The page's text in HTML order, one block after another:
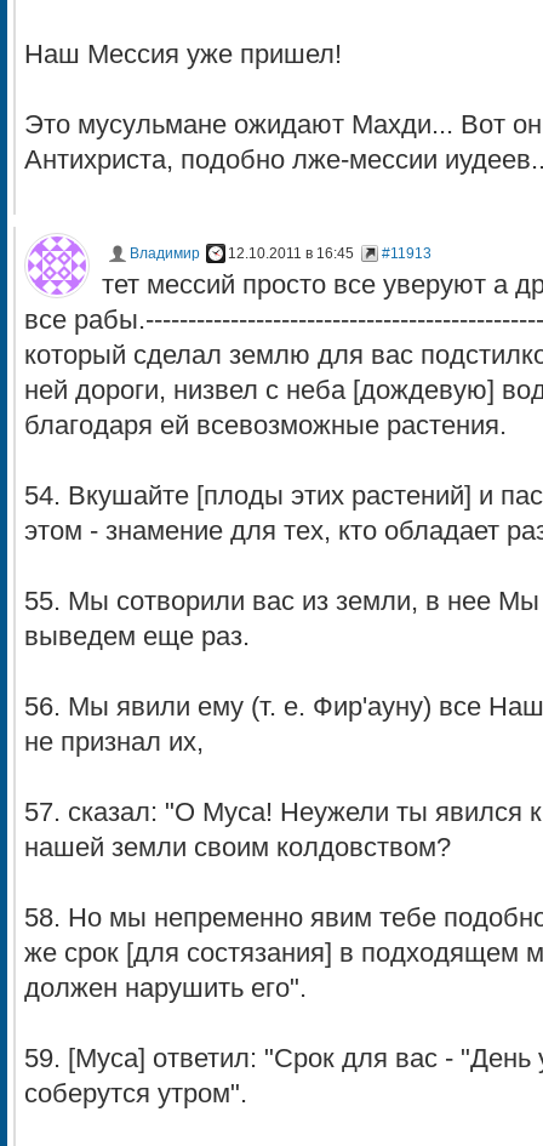
Наш Мессия уже пришел!
Это мусульмане ожидают Махди... Вот он
Антихриста, подобно лже-мессии
Владимир 12.10.2011 в 16:45 #11913
тет мессий просто все уверуют а
все
который сделал землю для вас
ней дороги, низвел с неба [дождевую]
благодаря ей всевозможные растения.
54. Вкушайте [плоды этих растений] и
этом - знамение для тех, кто обладает
55. Мы сотворили вас из земли, в нее
выведем еще раз.
56. Мы явили ему (т. е. Фир'ауну) все
не признал их,
57. сказал: "О Муса! Неужели ты явился
нашей земли своим колдовством?
58. Но мы непременно явим тебе
же срок [для состязания] в подходящем
должен нарушить его".
59. [Муса] ответил: "Срок для вас -
соберутся утром".